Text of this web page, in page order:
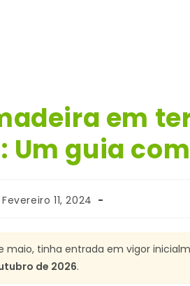
em
Um guia
Fevereiro 11, 2024
maio, tinha entrada em vigor
de 2026.